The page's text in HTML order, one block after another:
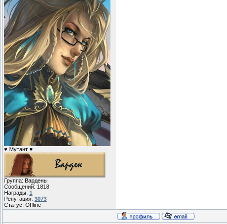
♥ Мутант ♥
Группа: Вардены
Сообщений: 1818
Награды: 1
Репутация: 3073
Статус: Offline